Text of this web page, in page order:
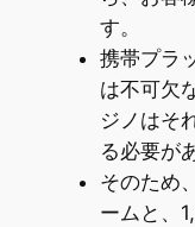
す。
携帯プラ
は不可欠
ジノはそ
る必要が
そのため
ームと、